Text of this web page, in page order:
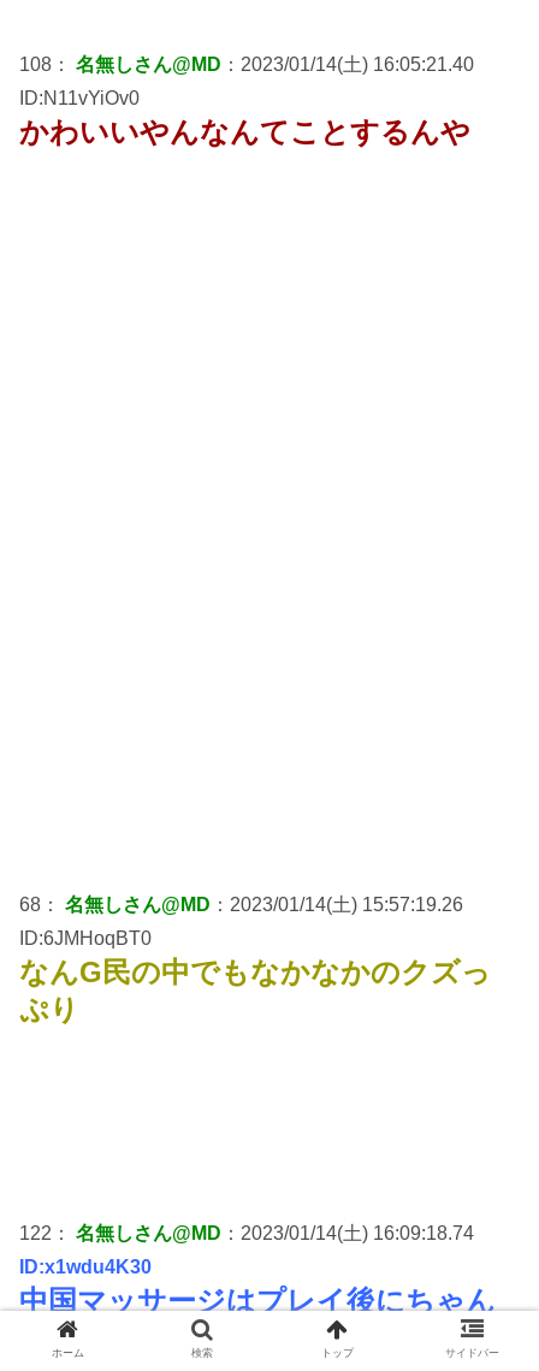
108： 名無しさん@MD ：2023/01/14(土) 16:05:21.40
ID:N11vYiOv0
かわいいやんなんてことするんや
68： 名無しさん@MD ：2023/01/14(土) 15:57:19.26
ID:6JMHoqBT0
なんG民の中でもなかなかのクズっ
ぷり
122： 名無しさん@MD ：2023/01/14(土) 16:09:18.74
ID:x1wdu4K30
中国マッサージはプレイ後にちゃん
と肩もみしっかりやってくれる子の
ホーム 検索 トップ サイドバー